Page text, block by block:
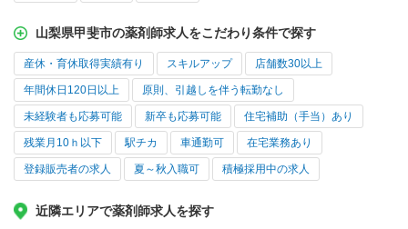
山梨県甲斐市の薬剤師求人をこだわり条件で探す
産休・育休取得実績有り スキルアップ 店舗数30以上
年間休日120日以上 原則、引越しを伴う転勤なし
未経験者も応募可能 新卒も応募可能 住宅補助（手当）あり
残業月10ｈ以下 駅チカ 車通勤可 在宅業務あり
登録販売者の求人 夏～秋入職可 積極採用中の求人
近隣エリアで薬剤師求人を探す